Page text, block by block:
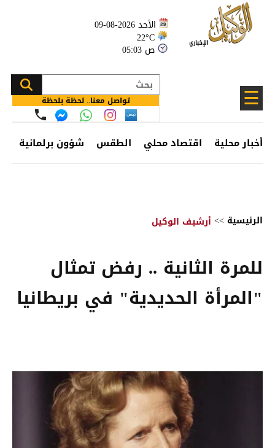
الأحد 2026-08-09
22°C
05:03 ص
☰ تواصل معنا.. لحظة بلحظة
أخبار محلية اقتصاد محلي الطقس شؤون برلمانية
الرئيسية >> أرشيف الوكيل
للمرة الثانية .. رفض تمثال
"المرأة الحديدية" في بريطانيا